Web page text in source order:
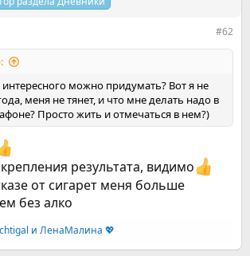
#62
интересного можно придумать? Вот я не
меня не тянет, и что мне делать надо в
Просто жить и отмечаться в нем?)
результата, видимо
от сигарет меня больше
без алко
и ЛенаМалина 💖